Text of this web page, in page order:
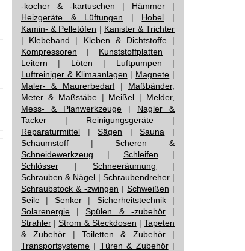
-kocher & -kartuschen | Hämmer |
Heizgeräte & Lüftungen | Hobel |
Kamin- & Pelletöfen | Kanister & Trichter
| Klebeband | Kleben & Dichtstoffe|
Kompressoren | Kunststoffplatten |
Leitern | Löten | Luftpumpen |
Luftreiniger & Klimaanlagen | Magnete |
Maler- & Maurerbedarf| Maßbänder,
Meter & Maßstäbe| Meißel | Melder,
Mess- & Planwerkzeuge | Nagler &
Tacker | Reinigungsgeräte |
Reparaturmittel |Sägen |Sauna |
Schaumstoff |Scheren &
Schneidewerkzeug | Schleifen |
Schlösser |Schneeräumung |
Schrauben & Nägel | Schraubendreher|
Schraubstock & -zwingen | Schweißen |
Seile | Senker| Sicherheitstechnik|
Solarenergie |Spülen & -zubehör|
Strahler |Strom & Steckdosen |Tapeten
& Zubehör |Toiletten & Zubehör|
Transportsysteme | Türen & Zubehör|